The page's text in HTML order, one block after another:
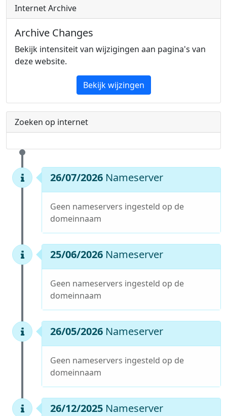
Internet Archive
Archive Changes
Bekijk intensiteit van wijzigingen aan pagina's van
deze website.
Bekijk wijzingen
Zoeken op internet
26/07/2026 Nameserver
Geen nameservers ingesteld op de
domeinnaam
25/06/2026 Nameserver
Geen nameservers ingesteld op de
domeinnaam
26/05/2026 Nameserver
Geen nameservers ingesteld op de
domeinnaam
26/12/2025 Nameserver